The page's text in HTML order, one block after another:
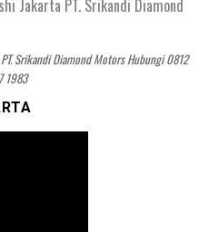
Srikandi Diamond Motors Hubungi 0812
1983